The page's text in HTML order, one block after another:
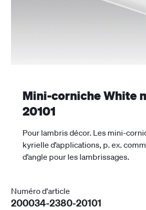
Mini-corniche White
20101
Pour lambris décor. Les mini-
kyrielle d’applications, p. ex.
d’angle pour les lambrissages.
Numéro d'article
200034-2380-20101